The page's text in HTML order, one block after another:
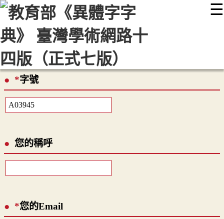
☰
::: 最新消息 常見問題 編輯說明
顯示模式
網站導覽
*字號
您的稱呼
*您的Email